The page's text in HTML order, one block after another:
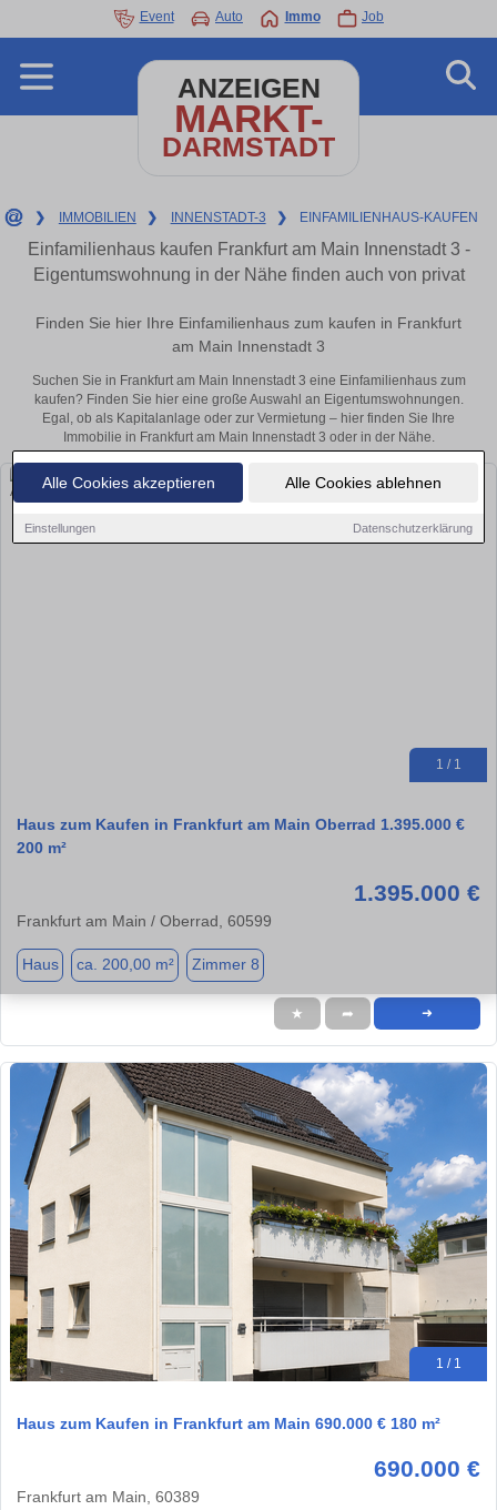
Alle Cookies akzeptieren Alle Cookies ablehnen
Einstellungen Datenschutzerklärung
Event Auto Immo Job
ANZEIGEN
MARKT-
DARMSTADT
❯ IMMOBILIEN ❯ INNENSTADT-3 ❯ EINFAMILIENHAUS-KAUFEN
Einfamilienhaus kaufen Frankfurt am Main Innenstadt 3 -
Eigentumswohnung in der Nähe finden auch von privat
Finden Sie hier Ihre Einfamilienhaus zum kaufen in Frankfurt
am Main Innenstadt 3
Suchen Sie in Frankfurt am Main Innenstadt 3 eine Einfamilienhaus zum
kaufen? Finden Sie hier eine große Auswahl an Eigentumswohnungen.
Egal, ob als Kapitalanlage oder zur Vermietung – hier finden Sie Ihre
Immobilie in Frankfurt am Main Innenstadt 3 oder in der Nähe.
1 / 1
Haus zum Kaufen in Frankfurt am Main Oberrad 1.395.000 €
200 m²
1.395.000 €
Frankfurt am Main / Oberrad, 60599
Haus ca. 200,00 m² Zimmer 8
★ ➦ ➜
1 / 1
Haus zum Kaufen in Frankfurt am Main 690.000 € 180 m²
690.000 €
Frankfurt am Main, 60389